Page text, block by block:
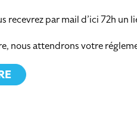
recevrez par mail d’ici 72h
nous attendrons votre